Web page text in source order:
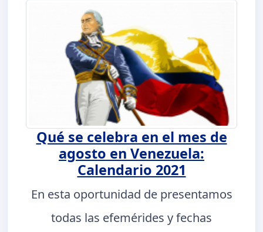
Qué se celebra en el mes de
agosto en Venezuela:
Calendario 2021
En esta oportunidad de presentamos
todas las efemérides y fechas